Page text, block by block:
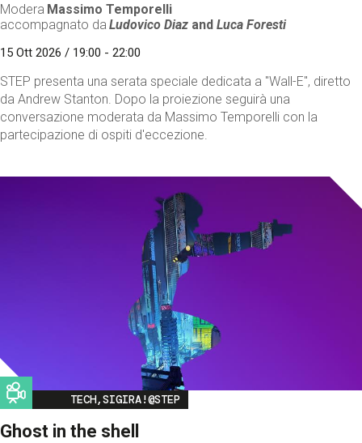
Modera Massimo Temporelli
accompagnato da Ludovico Diaz andLuca Foresti
15 Ott 2026 / 19:00 - 22:00
STEP presenta una serata speciale dedicata a "Wall-E", diretto
da Andrew Stanton. Dopo la proiezione seguirà una
conversazione moderata da Massimo Temporelli con la
partecipazione di ospiti d'eccezione.
Image
TECH,SIGIRA!@STEP
Ghost in the shell